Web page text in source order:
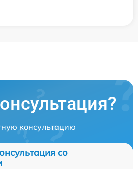
консультацию
со